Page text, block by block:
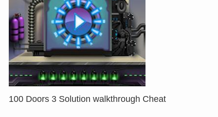
100 Doors 3 Solution walkthrough Cheat